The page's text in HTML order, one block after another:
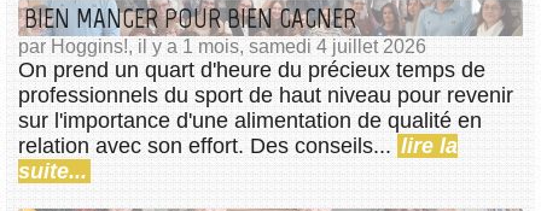
BIEN MANGER POUR BIEN GAGNER
par Hoggins!, il y a 1 mois, samedi 4 juillet 2026
On prend un quart d'heure du précieux temps de
professionnels du sport de haut niveau pour revenir
sur l'importance d'une alimentation de qualité en
relation avec son effort. Des conseils... lire la
suite...